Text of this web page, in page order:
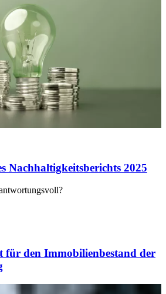
Nachhaltigkeitsberichts 2025
für den Immobilienbestand der